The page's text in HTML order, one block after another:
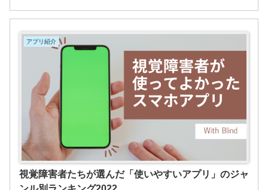
アプリ紹介
視覚障害者たちが選んだ「使いやすいアプリ」のジャ